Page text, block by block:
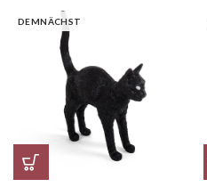
DEMNÄCHST